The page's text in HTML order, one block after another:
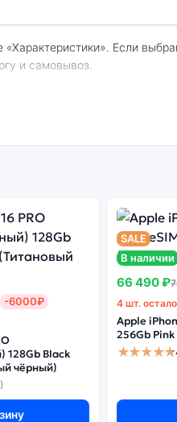
и самовывоз.
(nano SIM+eSIM)
256Gb Pink
(Розовый)
не гарантируется.
-6000₽
128Gb Black
чёрный)
SALE
В наличии
66 490 ₽
4 шт.
Apple
256Gb
★★★★★